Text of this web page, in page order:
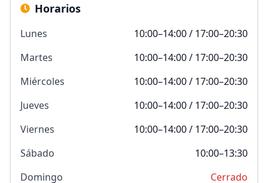
Horarios
Lunes
10:00–14:00 / 17:00–20:30
Martes
10:00–14:00 / 17:00–20:30
Miércoles
10:00–14:00 / 17:00–20:30
Jueves
10:00–14:00 / 17:00–20:30
Viernes
10:00–14:00 / 17:00–20:30
Sábado
10:00–13:30
Domingo
Cerrado